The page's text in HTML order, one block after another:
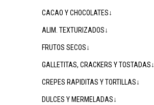
CACAO Y CHOCOLATES↓
ALIM. TEXTURIZADOS↓
FRUTOS SECOS↓
GALLETITAS, CRACKERS Y TOSTADAS↓
CREPES RAPIDITAS Y TORTILLAS↓
DULCES Y MERMELADAS↓